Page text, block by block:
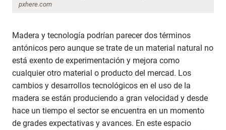
pxhere.com
Madera y tecnología podrían parecer dos términos
antónicos pero aunque se trate de un material natural no
está exento de experimentación y mejora como
cualquier otro material o producto del mercad. Los
cambios y desarrollos tecnológicos en el uso de la
madera se están produciendo a gran velocidad y desde
hace un tiempo el sector se encuentra en un momento
de grades expectativas y avances. En este espacio